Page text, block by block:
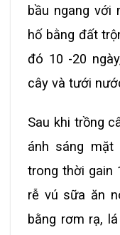
bầu ngang
hố bằng đất
đó 10 -20
cây và tưới
Sau khi trồng
ánh sáng
trong thời gain
rễ vú sữa ăn
bằng rơm rạ,